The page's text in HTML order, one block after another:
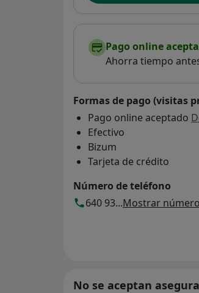
Pago online
Ahorra tiempo
Formas de pago (visitas
Pago online aceptado
Efectivo
Bizum
Tarjeta de crédito
Número de teléfono
640 93...Mostrar
No se aceptan